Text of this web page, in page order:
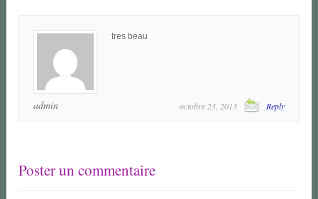
admin
tres beau
octobre 23, 2013 Reply
Poster un commentaire